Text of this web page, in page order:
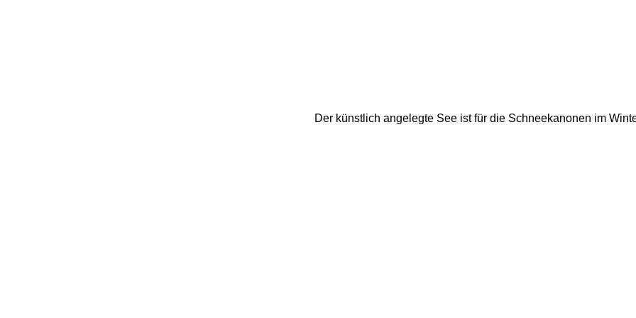
Der künstlich angelegte See ist für die Schneekanonen im